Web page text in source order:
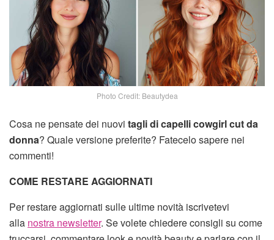
Photo Credit: Beautydea
Cosa ne pensate dei nuovi tagli di capelli cowgirl cut da
donna? Quale versione preferite? Fatecelo sapere nei
commenti!
COME RESTARE AGGIORNATI
Per restare aggiornati sulle ultime novità iscrivetevi
alla nostra newsletter. Se volete chiedere consigli su come